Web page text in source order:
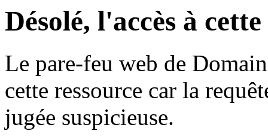
Désolé, l'accès à
Le pare-feu web de
cette ressource car la
jugée suspicieuse.